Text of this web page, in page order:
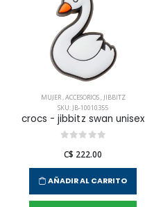
MUJER,ACCESORIOS, JIBBITZ
SKU: JB-10010355
crocs - jibbitz swan unisex
C$ 222.00
AÑADIR AL CARRITO